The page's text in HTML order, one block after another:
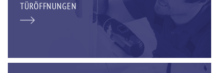
TÜRÖFFNUNGEN